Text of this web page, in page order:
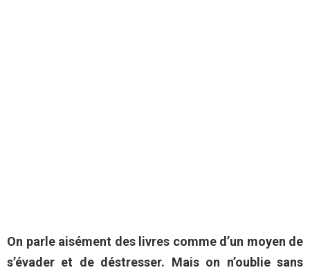
On parle aisément des livres comme d’un moyen de
s’évader et de déstresser. Mais on n’oublie sans